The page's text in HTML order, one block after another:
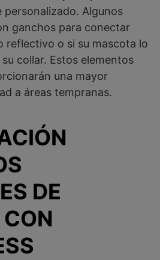
personalizado. Algunos
ganchos para conectar
reflectivo o si su mascota lo
collar. Estos elementos
una mayor
a áreas tempranas.
DE